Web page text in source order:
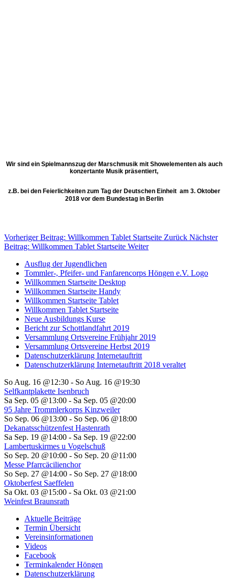
Wir sind ein Spielmannszug der Marschmusik mit Showelementen als auch
konzertante Musik präsentiert,
z.B. bei den Feierlichkeiten zum Tag der Deutschen Einheit am 3. Oktober
2018 vor dem Bundestag in Berlin
Vorheriger Beitrag: Willkommen Tablet Startseite Zurück Nächster
Beitrag: Willkommen Tablet Startseite Weiter
Ausflug der Jugendlichen
Tommler-, Pfeifer- und Fanfarencorps Höngen e.V. Logo
Willkommen Startseite Desktop
Willkommen Startseite Handy
Willkommen Startseite Tablet
Willkommen Tablet Startseite
Neue Ausbildungs Kurse
Bericht zur Schottlandfahrt 2019
Versammlung Ortsvereine Frühjahr 2019
Versammlung Ortsvereine Herbst 2019
Datenschutzerklärung Internetauftritt
Datenschutzerklärung Internetauftritt 2018 veraltet
So Aug. 16 @12:30 - So Aug. 16 @19:30
Selfkantplakette Isenbruch
Sa Sep. 05 @13:00 - Sa Sep. 05 @20:00
95 Jahre Trommlerkorps Kinzweiler
So Sep. 06 @13:00 - So Sep. 06 @18:00
Dekanatsschützenfest Hastenrath
Sa Sep. 19 @14:00 - Sa Sep. 19 @22:00
Lambertuskirmes u Vogelschuß
So Sep. 20 @10:00 - So Sep. 20 @11:00
Messe Pfarrcäcilienchor
So Sep. 27 @14:00 - So Sep. 27 @18:00
Oktoberfest Saeffelen
Sa Okt. 03 @15:00 - Sa Okt. 03 @21:00
Weinfest Braunsrath
Aktuelle Beiträge
Termin Übersicht
Vereinsinformationen
Videos
Facebook
Terminkalender Höngen
Datenschutzerklärung